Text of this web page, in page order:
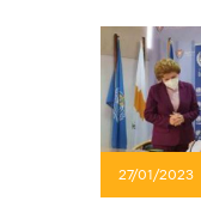
27/01/2023